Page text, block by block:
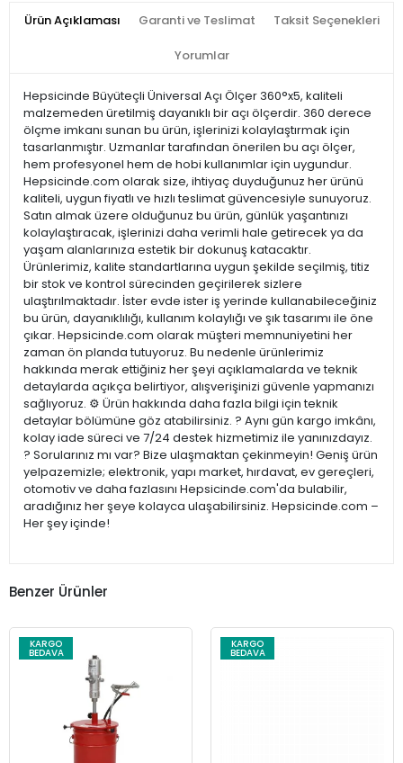
Ürün Açıklaması Garanti ve Teslimat Taksit Seçenekleri
Yorumlar
Hepsicinde Büyüteçli Üniversal Açı Ölçer 360°x5, kaliteli
malzemeden üretilmiş dayanıklı bir açı ölçerdir. 360 derece
ölçme imkanı sunan bu ürün, işlerinizi kolaylaştırmak için
tasarlanmıştır. Uzmanlar tarafından önerilen bu açı ölçer,
hem profesyonel hem de hobi kullanımlar için uygundur.
Hepsicinde.com olarak size, ihtiyaç duyduğunuz her ürünü
kaliteli, uygun fiyatlı ve hızlı teslimat güvencesiyle sunuyoruz.
Satın almak üzere olduğunuz bu ürün, günlük yaşantınızı
kolaylaştıracak, işlerinizi daha verimli hale getirecek ya da
yaşam alanlarınıza estetik bir dokunuş katacaktır.
Ürünlerimiz, kalite standartlarına uygun şekilde seçilmiş, titiz
bir stok ve kontrol sürecinden geçirilerek sizlere
ulaştırılmaktadır. İster evde ister iş yerinde kullanabileceğiniz
bu ürün, dayanıklılığı, kullanım kolaylığı ve şık tasarımı ile öne
çıkar. Hepsicinde.com olarak müşteri memnuniyetini her
zaman ön planda tutuyoruz. Bu nedenle ürünlerimiz
hakkında merak ettiğiniz her şeyi açıklamalarda ve teknik
detaylarda açıkça belirtiyor, alışverişinizi güvenle yapmanızı
sağlıyoruz. ⚙️ Ürün hakkında daha fazla bilgi için teknik
detaylar bölümüne göz atabilirsiniz. ? Aynı gün kargo imkânı,
kolay iade süreci ve 7/24 destek hizmetimiz ile yanınızdayız.
? Sorularınız mı var? Bize ulaşmaktan çekinmeyin! Geniş ürün
yelpazemizle; elektronik, yapı market, hırdavat, ev gereçleri,
otomotiv ve daha fazlasını Hepsicinde.com'da bulabilir,
aradığınız her şeye kolayca ulaşabilirsiniz. Hepsicinde.com –
Her şey içinde!
Benzer Ürünler
KARGO
BEDAVA
KARGO
BEDAVA